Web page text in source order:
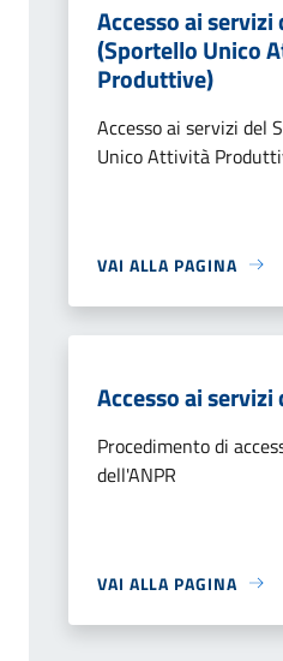
Accesso ai servizi
(Sportello Unico
Produttive)
Accesso ai servizi del
Unico Attività
VAI ALLA PAGINA
Accesso ai servizi
Procedimento di
dell'ANPR
VAI ALLA PAGINA